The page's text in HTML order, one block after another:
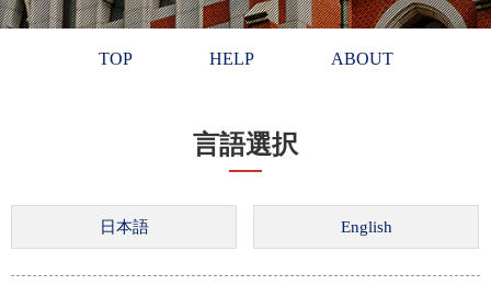
TOP HELP ABOUT
言語選択